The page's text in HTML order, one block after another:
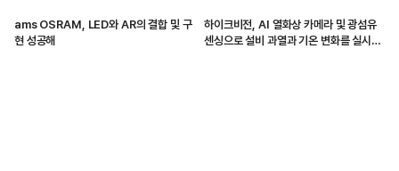
ams OSRAM, LED와 AR의 결합 및 구
현 성공해
하이크비전, AI 열화상 카메라 및 광섬유
센싱으로 설비 과열과 기온 변화를 실시간